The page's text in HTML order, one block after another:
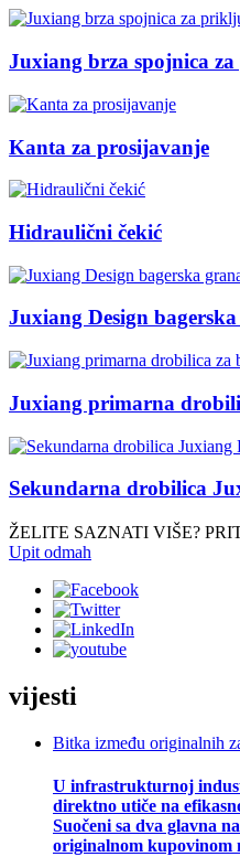
Juxiang brza spojnica
Kanta za prosijavanje
Hidraulični čekić
Juxiang Design
Juxiang primarna
Sekundarna drobilica
ŽELITE SAZNATI VIŠE?
Upit odmah
vijesti
Bitka između originalnih
U infrastrukturnoj
direktno utiče na
Suočeni sa dva glavna
originalnom kupovinom